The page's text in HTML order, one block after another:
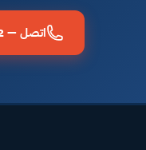
اتصل — 16062